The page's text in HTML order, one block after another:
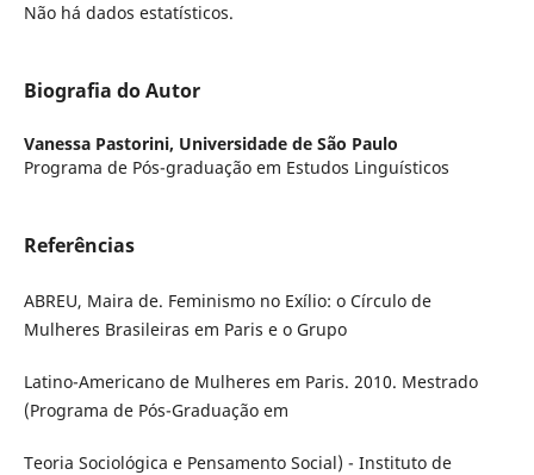
Não há dados estatísticos.
Biografia do Autor
Vanessa Pastorini, Universidade de São Paulo
Programa de Pós-graduação em Estudos Linguísticos
Referências
ABREU, Maira de. Feminismo no Exílio: o Círculo de
Mulheres Brasileiras em Paris e o Grupo
Latino-Americano de Mulheres em Paris. 2010. Mestrado
(Programa de Pós-Graduação em
Teoria Sociológica e Pensamento Social) - Instituto de